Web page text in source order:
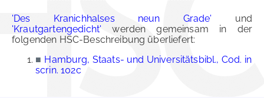
'Des Kranichhalses neun Grade' und
'Krautgartengedicht' werden gemeinsam in der
folgenden HSC-Beschreibung überliefert:
■ Hamburg, Staats- und Universitätsbibl., Cod. in
scrin. 102c